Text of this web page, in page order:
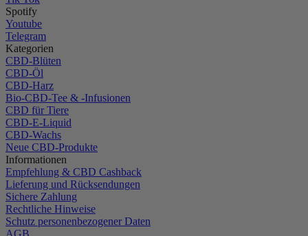
Spotify
Youtube
Telegram
Kategorien
CBD-Blüten
CBD-Öl
CBD-Harz
Bio-CBD-Tee & -Infusionen
CBD für Tiere
CBD-E-Liquid
CBD-Wachs
Neue CBD-Produkte
Informationen
Empfehlung & CBD Cashback
Lieferung und Rücksendungen
Sichere Zahlung
Rechtliche Hinweise
Schutz personenbezogener Daten